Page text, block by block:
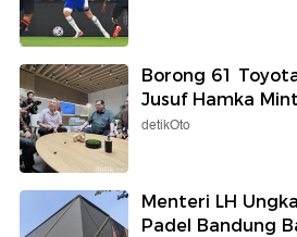
Borong 61
Jusuf Hamka
detikOto
Menteri LH
Padel Bandung